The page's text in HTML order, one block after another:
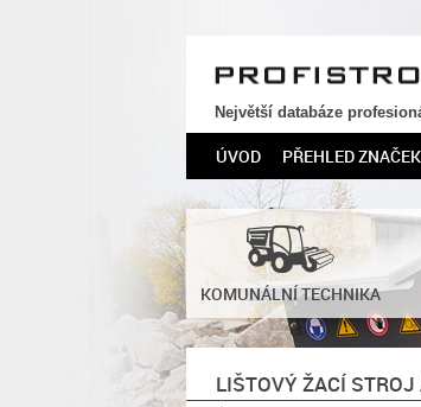
Největší databáze
ÚVOD PŘEHLED ZNAČEK
KOMUNÁLNÍ TECHNIKA
LIŠTOVÝ ŽACÍ